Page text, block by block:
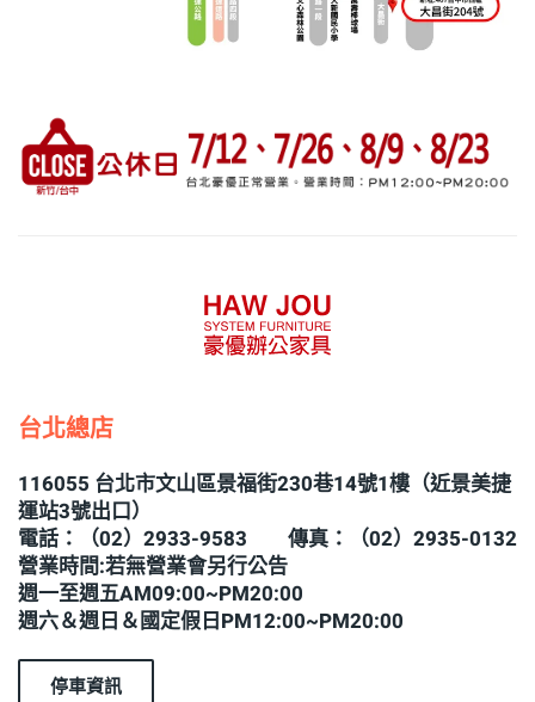
台北總店
116055 台北市文山區景福街230巷14號1樓（近景美捷
運站3號出口）
電話：（02）2933-9583 傳真：（02）2935-0132
營業時間:若無營業會另行公告
週一至週五AM09:00~PM20:00
週六＆週日＆國定假日PM12:00~PM20:00
停車資訊